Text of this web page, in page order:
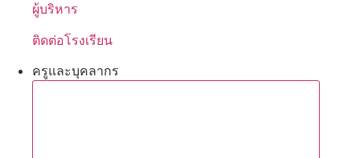
ผู้บริหาร
ติดต่อโรงเรียน
ครูและบุคลากร